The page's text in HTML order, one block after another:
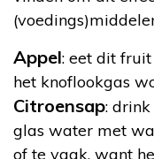
Appel: eet dit
het knoflookgas
Citroensap:
glas water met
of te vaak, want